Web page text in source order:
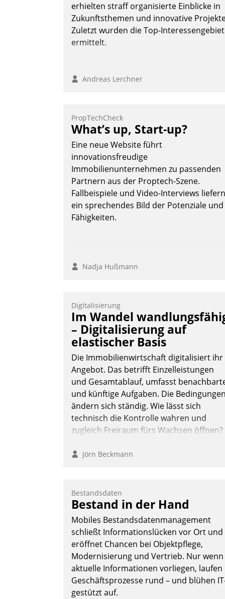
erhielten straff organisierte Einblicke in
Zukunftsthemen und innovative
Zuletzt wurden die Top-
ermittelt.
Andreas Lerchner
PropTechCheck
What’s up, Start-up?
Eine neue Website führt
innovationsfreudige
Immobilienunternehmen zu passenden
Partnern aus der Proptech-Szene.
Fallbeispiele und Video-Interviews liefern
ein sprechendes Bild der Potenziale und
Fähigkeiten.
Nadja Hußmann
Digitalisierung
Im Wandel
– Digitalisierung auf
elastischer Basis
Die Immobilienwirtschaft digitalisiert ihr
Angebot. Das betrifft Einzelleistungen
und Gesamtablauf, umfasst
und künftige Aufgaben. Die Bedingungen
ändern sich ständig. Wie lässt sich
technisch die Kontrolle wahren und
zugleich Freiraum fürs Wachsen öffnen?
Jörn Beckmann
Bestandsdaten
Bestand in der Hand
Mobiles Bestandsdatenmanagement
schließt Informationslücken vor Ort und
eröffnet Chancen bei Objektpflege,
Modernisierung und Vertrieb. Nur wenn
aktuelle Informationen vorliegen, laufen
Geschäftsprozesse rund – und blühen
gestützt auf.